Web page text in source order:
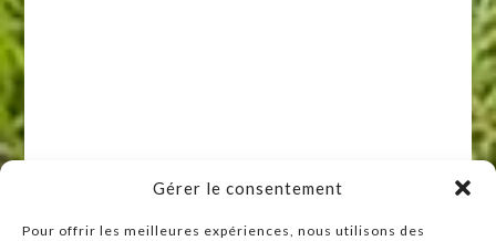
Gérer le consentement
Pour offrir les meilleures expériences, nous utilisons des